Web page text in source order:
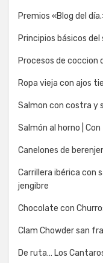
Premios «Blog del
Principios básicos
Procesos de coccion
Ropa vieja con ajos
Salmon con costra y
Salmón al horno |
Canelones de
Carrillera ibérica con
jengibre
Chocolate con
Clam Chowder san
De ruta… Los